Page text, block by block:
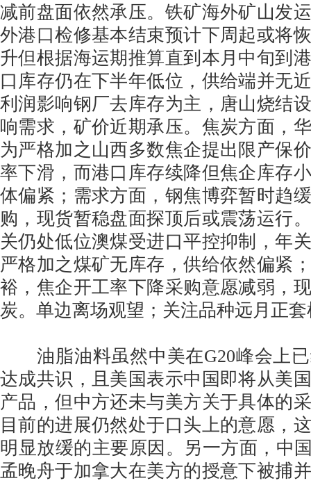
减前盘面依然承压。铁矿海外矿山发
外港口检修基本结束预计下周起或将
升但根据海运期推算直到本月中旬到
口库存仍在下半年低位，供给端并无
利润影响钢厂去库存为主，唐山烧结
响需求，矿价近期承压。焦炭方面，
为严格加之山西多数焦企提出限产保
率下滑，而港口库存续降但焦企库存
体偏紧；需求方面，钢焦博弈暂时趋
购，现货暂稳盘面探顶后或震荡运行
关仍处低位澳煤受进口平控抑制，年
严格加之煤矿无库存，供给依然偏紧
裕，焦企开工率下降采购意愿减弱，
炭。单边离场观望；关注品种远月正
油脂油料虽然中美在G20峰会上已
达成共识，且美国表示中国即将从美
产品，但中方还未与美方关于具体的
目前的进展仍然处于口头上的意愿，
明显放缓的主要原因。另一方面，中
孟晚舟于加拿大在美方的授意下被捕